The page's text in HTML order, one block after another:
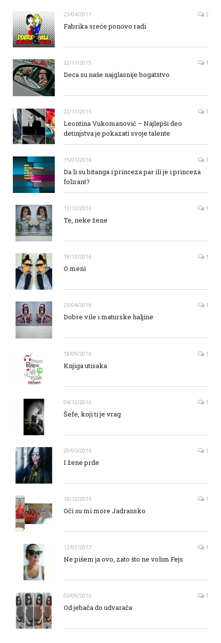
23/04/2017 2
Fabrika sreće ponovo radi
22/11/2015 1
Deca su naše najglasnije bogatstvo
22/11/2015 1
Leontina Vukomanović – Najlepši deo
detinjstva je pokazati svoje talente
15/01/2016 1
Da li su bitanga i princeza par ili je i princeza
folirant?
11/12/2016 1
Te, neke žene
18/12/2016 1
O meni
23/04/2016 1
Dobre vile i maturske haljine
18/09/2016 1
Knjiga utisaka
04/12/2016 1
Šefe, koji ti je vrag
20/05/2016 1
I žene prde
18/12/2016 1
Oči su mi more Jadransko
12/02/2017 1
Ne pišem ja ovo, zato što ne volim Fejs
03/09/2016 1
Od jebača do udvarača